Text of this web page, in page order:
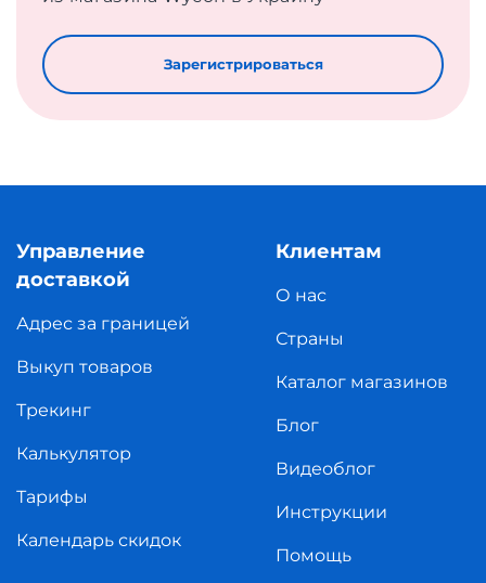
Зарегистрироваться
Управление
доставкой
Адрес за границей
Выкуп товаров
Трекинг
Калькулятор
Тарифы
Календарь скидок
Клиентам
О нас
Страны
Каталог магазинов
Блог
Видеоблог
Инструкции
Помощь